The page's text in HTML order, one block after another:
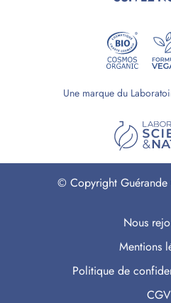
Une marque du
© Copyright Guérande
Nous
Mentions
Politique de
CGV